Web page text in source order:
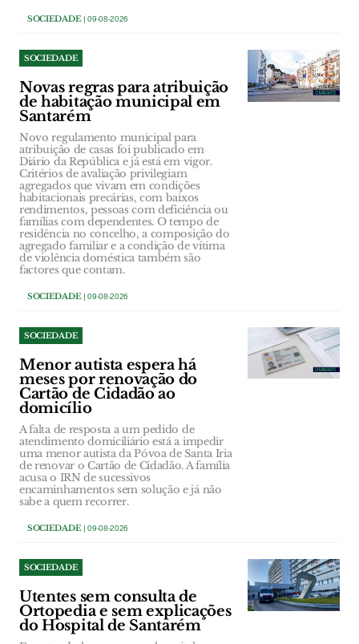
SOCIEDADE| 09-08-2026
SOCIEDADE
Novas regras para atribuição
de habitação municipal em
Santarém
Novo regulamento municipal para
atribuição de casas foi publicado em
Diário da República e já está em vigor.
Critérios de avaliação privilegiam
agregados que vivam em condições
habitacionais precárias, com baixos
rendimentos, pessoas com deficiência ou
famílias com dependentes. O tempo de
residência no concelho, a composição do
agregado familiar e a condição de vítima
de violência doméstica também são
factores que contam.
SOCIEDADE| 09-08-2026
SOCIEDADE
Menor autista espera há
meses por renovação do
Cartão de Cidadão ao
domicílio
A falta de resposta a um pedido de
atendimento domiciliário está a impedir
uma menor autista da Póvoa de Santa Iria
de renovar o Cartão de Cidadão. A família
acusa o IRN de sucessivos
encaminhamentos sem solução e já não
sabe a quem recorrer.
SOCIEDADE| 09-08-2026
SOCIEDADE
Utentes sem consulta de
Ortopedia e sem explicações
do Hospital de Santarém